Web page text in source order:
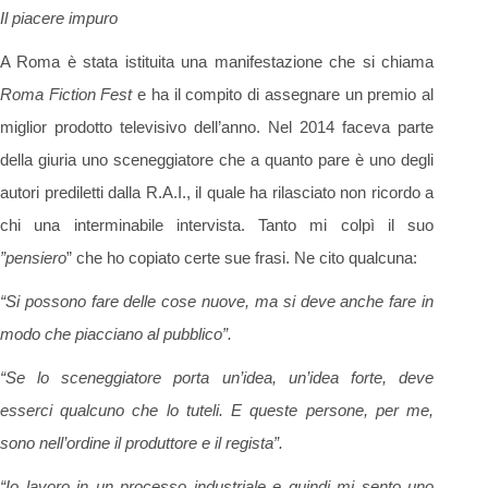
Il piacere impuro
A Roma è stata istituita una manifestazione che si chiama
Roma Fiction Feste ha il compito di assegnare un premio al
miglior prodotto televisivo dell’anno. Nel 2014 faceva parte
della giuria uno sceneggiatore che a quanto pare è uno degli
autori prediletti dalla R.A.I., il quale ha rilasciato non ricordo a
chi una interminabile intervista. Tanto mi colpì il suo
”pensiero” che ho copiato certe sue frasi. Ne cito qualcuna:
“Si possono fare delle cose nuove, ma si deve anche fare in
modo che piacciano al pubblico”.
“Se lo sceneggiatore porta un’idea, un’idea forte, deve
esserci qualcuno che lo tuteli. E queste persone, per me,
sono nell’ordine il produttore e il regista”.